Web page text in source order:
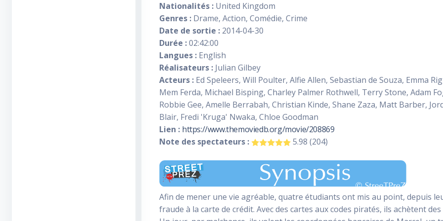
Nationalités : United Kingdom
Genres : Drame, Action, Comédie, Crime
Date de sortie : 2014-04-30
Durée :02:42:00
Langues : English
Réalisateurs : Julian Gilbey
Acteurs : Ed Speleers, Will Poulter, Alfie Allen, Sebastian de Souza, Emma
Mem Ferda, Michael Bisping, Charley Palmer Rothwell, Terry Stone, Adam
Robbie Gee, Amelle Berrabah, Christian Kinde, Shane Zaza, Matt Barber,
Blair, Fredi 'Kruga' Nwaka, Chloe Goodman
Lien : https://www.themoviedb.org/movie/208869
Note des spectateurs :
5.98 (204)
Afin de mener une vie agréable, quatre étudiants ont mis au point, depuis
fraude à la carte de crédit. Avec des cartes aux codes piratés, ils achètent